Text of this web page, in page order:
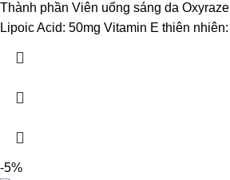
Thành phần Viên uống sáng da
Lipoic Acid: 50mg Vitamin E thiên
-5%